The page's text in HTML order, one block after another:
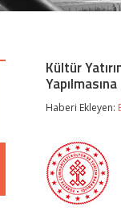
Kültür
Haberi Ekleyen: